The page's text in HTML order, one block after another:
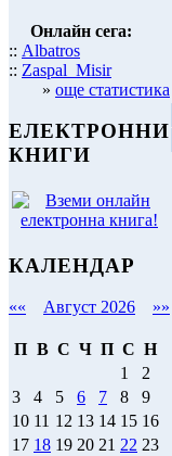
Онлайн сега:
:: Albatros
:: Zaspal_Misir
» още статистика
ЕЛЕКТРОННИ
КНИГИ
КАЛЕНДАР
«« Август 2026 »»
П В С Ч П С Н
1
2
3
4 5 6 7 8
9
10 11 12 13 14 15 16
17 18 19 20 21 22 23